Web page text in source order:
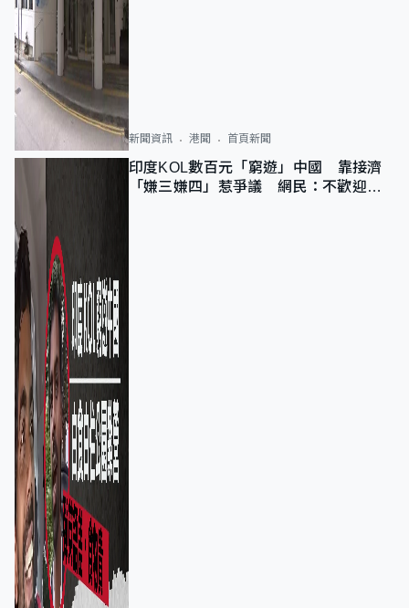
新聞資訊 港聞 首頁新聞
印度KOL數百元「窮遊」中國 靠接濟
「嫌三嫌四」惹爭議 網民：不歡迎劣